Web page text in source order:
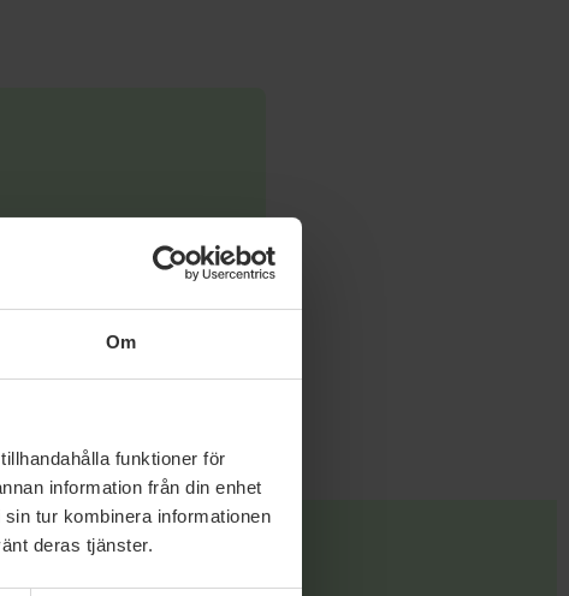
Om
funktioner för
information från din enhet
tur kombinera informationen
deras tjänster.